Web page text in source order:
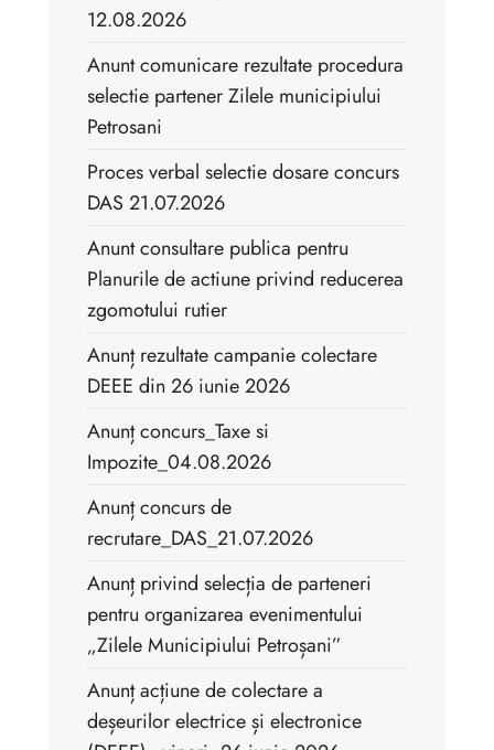
12.08.2026
Anunt comunicare rezultate procedura
selectie partener Zilele municipiului
Petrosani
Proces verbal selectie dosare concurs
DAS 21.07.2026
Anunt consultare publica pentru
Planurile de actiune privind reducerea
zgomotului rutier
Anunț rezultate campanie colectare
DEEE din 26 iunie 2026
Anunț concurs_Taxe si
Impozite_04.08.2026
Anunț concurs de
recrutare_DAS_21.07.2026
Anunț privind selecția de parteneri
pentru organizarea evenimentului
„Zilele Municipiului Petroșani”
Anunț acțiune de colectare a
deșeurilor electrice și electronice